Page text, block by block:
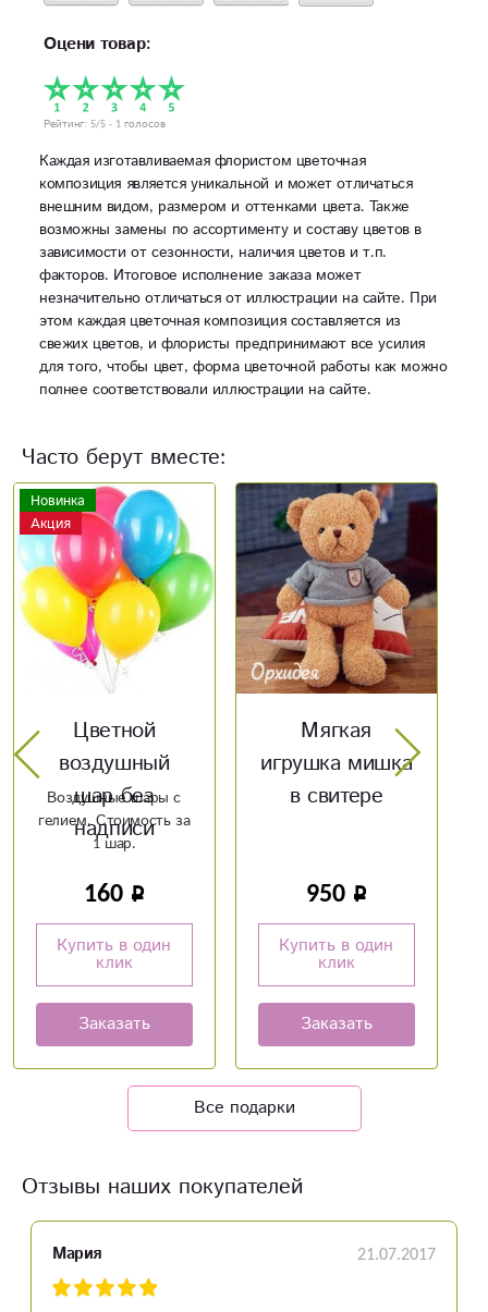
Оцени товар:
Рейтинг: 5/5 - 1 голосов
Каждая изготавливаемая флористом цветочная
композиция является уникальной и может отличаться
внешним видом, размером и оттенками цвета. Также
возможны замены по ассортименту и составу цветов в
зависимости от сезонности, наличия цветов и т.п.
факторов. Итоговое исполнение заказа может
незначительно отличаться от иллюстрации на сайте. При
этом каждая цветочная композиция составляется из
свежих цветов, и флористы предпринимают все усилия
для того, чтобы цвет, форма цветочной работы как можно
полнее соответствовали иллюстрации на сайте.
Часто берут вместе:
Мягкая
игрушка мишка
в свитере
950
Купить в один
клик
Заказать
Новинка
Мягкая
игрушка Заяц
850
Купить в один
клик
Заказать
Все подарки
Отзывы наших покупателей
Мария 21.07.2017